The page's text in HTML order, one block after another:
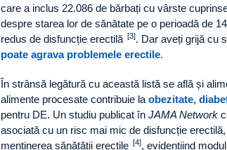
care a inclus 22.086 de bărbați cu vârste
despre starea lor de sănătate pe o perioadă de
redus de disfuncție erectilă [3]. Dar aveți grijă cu
poate agrava problemele erectile.
În strânsă legătură cu această listă se află și
alimente procesate contribuie la obezitate,
pentru DE. Un studiu publicat în JAMA Network
asociată cu un risc mai mic de disfuncție
menținerea sănătății erectile [4], evidențiind